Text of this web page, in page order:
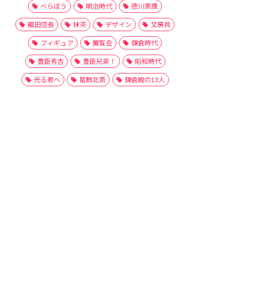
べらぼう
明治時代
徳川家康
織田信長
抹茶 デザイン
文房具
フィギュア
展覧会
鎌倉時代
豊臣秀吉
豊臣兄弟！
昭和時代
光る君へ
葛飾北斎 鎌倉殿の13人